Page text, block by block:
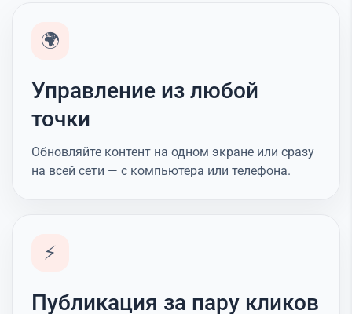
🌍
Управление из любой
точки
Обновляйте контент на одном экране или сразу
на всей сети — с компьютера или телефона.
⚡
Публикация за пару кликов